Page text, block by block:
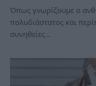
Όπως γνωρίζουμε ο
πολυδιάστατος και
συνηθείες…